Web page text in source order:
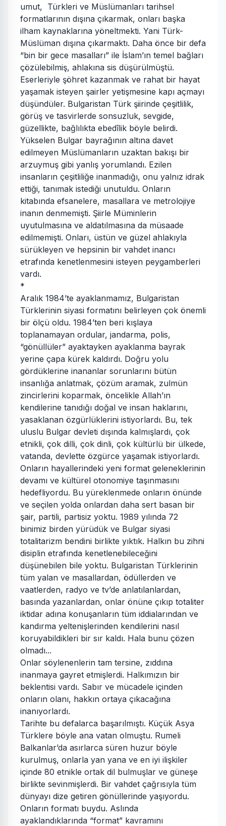
umut, Türkleri ve Müslümanları tarihsel
formatlarının dışına çıkarmak, onları başka
ilham kaynaklarına yöneltmekti. Yani Türk-
Müslüman dışına çıkarmaktı. Daha önce bir defa
“bin bir gece masalları” ile İslam’ın temel bağları
çözülebilmiş, ahlakına sis düşürülmüştü.
Eserleriyle şöhret kazanmak ve rahat bir hayat
yaşamak isteyen şairler yetişmesine kapı açmayı
düşündüler. Bulgaristan Türk şiirinde çeşitlilik,
görüş ve tasvirlerde sonsuzluk, sevgide,
güzellikte, bağlılıkta ebedîlik böyle belirdi.
Yükselen Bulgar bayrağının altına davet
edilmeyen Müslümanların uzaktan bakışı bir
arzuymuş gibi yanlış yorumlandı. Ezilen
insanların çeşitliliğe inanmadığı, onu yalnız idrak
ettiği, tanımak istediği unutuldu. Onların
kitabında efsanelere, masallara ve metrolojiye
inanın denmemişti. Şiirle Müminlerin
uyutulmasına ve aldatılmasına da müsaade
edilmemişti. Onları, üstün ve güzel ahlakıyla
sürükleyen ve hepsinin bir vahdet inancı
etrafında kenetlenmesini isteyen peygamberleri
vardı.
*
Aralık 1984’te ayaklanmamız, Bulgaristan
Türklerinin siyasi formatını belirleyen çok önemli
bir ölçü oldu. 1984’ten beri kışlaya
toplanamayan ordular, jandarma, polis,
“gönüllüler” ayaktayken ayaklanma bayrak
yerine çapa kürek kaldırdı. Doğru yolu
gördüklerine inananlar sorunlarını bütün
insanlığa anlatmak, çözüm aramak, zulmün
zincirlerini koparmak, öncelikle Allah’ın
kendilerine tanıdığı doğal ve insan haklarını,
yasaklanan özgürlüklerini istiyorlardı. Bu, tek
uluslu Bulgar devleti dışında kalmışlardı, çok
etnikli, çok dilli, çok dinli, çok kültürlü bir ülkede,
vatanda, devlette özgürce yaşamak istiyorlardı.
Onların hayallerindeki yeni format geleneklerinin
devamı ve kültürel otonomiye taşınmasını
hedefliyordu. Bu yüreklenmede onların önünde
ve seçilen yolda onlardan daha sert basan bir
şair, partili, partisiz yoktu. 1989 yılında 72
binimiz birden yürüdük ve Bulgar siyasi
totalitarizm bendini birlikte yıktık. Halkın bu zihni
disiplin etrafında kenetlenebileceğini
düşünebilen bile yoktu. Bulgaristan Türklerinin
tüm yalan ve masallardan, ödüllerden ve
vaatlerden, radyo ve tv’de anlatılanlardan,
basında yazanlardan, onlar önüne çıkıp totaliter
iktidar adına konuşanların tüm iddialarından ve
kandırma yeltenişlerinden kendilerini nasıl
koruyabildikleri bir sır kaldı. Hala bunu çözen
olmadı...
Onlar söylenenlerin tam tersine, zıddına
inanmaya gayret etmişlerdi. Halkımızın bir
beklentisi vardı. Sabır ve mücadele içinden
onların olanı, hakkın ortaya çıkacağına
inanıyorlardı.
Tarihte bu defalarca başarılmıştı. Küçük Asya
Türklere böyle ana vatan olmuştu. Rumeli
Balkanlar’da asırlarca süren huzur böyle
kurulmuş, onlarla yan yana ve en iyi ilişkiler
içinde 80 etnikle ortak dil bulmuşlar ve güneşe
birlikte sevinmişlerdi. Bir vahdet çağrısıyla tüm
dünyayı dize getiren gönüllerinde yaşıyordu.
Onların formatı buydu. Aslında
ayaklandıklarında “format” kavramını